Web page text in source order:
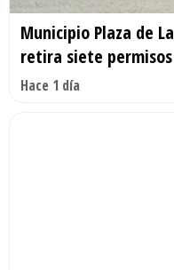
Municipio Plaza de
retira siete
Hace 1 día